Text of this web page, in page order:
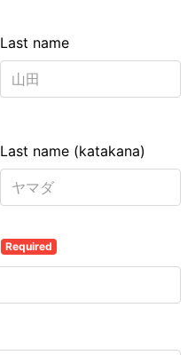
Last name
Last name (katakana)
Required